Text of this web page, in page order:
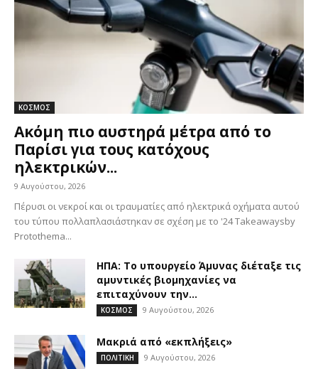
ΚΟΣΜΟΣ
Ακόμη πιο αυστηρά μέτρα από το
Παρίσι για τους κατόχους
ηλεκτρικών...
9 Αυγούστου, 2026
Πέρυσι οι νεκροί και οι τραυματίες από ηλεκτρικά οχήματα αυτού
του τύπου πολλαπλασιάστηκαν σε σχέση με το '24 Takeawaysby
Protothema...
ΗΠΑ: Το υπουργείο Άμυνας διέταξε τις
αμυντικές βιομηχανίες να
επιταχύνουν την...
ΚΟΣΜΟΣ 9 Αυγούστου, 2026
Μακριά από «εκπλήξεις»
ΠΟΛΙΤΙΚΗ 9 Αυγούστου, 2026